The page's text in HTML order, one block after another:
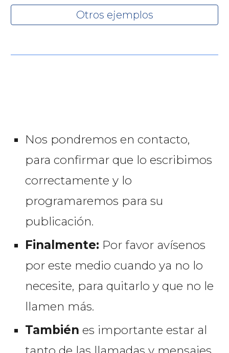
Otros ejemplos
Nos pondremos en contacto,
para confirmar que lo escribimos
correctamente y lo
programaremos para su
publicación.
Finalmente: Por favor avísenos
por este medio cuando ya no lo
necesite, para quitarlo y que no le
llamen más.
También es importante estar al